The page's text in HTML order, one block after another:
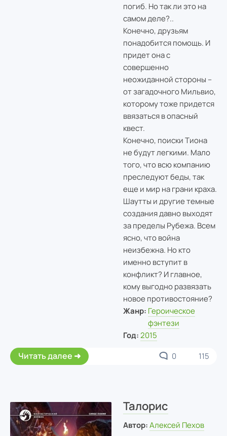
погиб. Но так ли это на
самом деле?..
Конечно, друзьям
понадобится помощь. И
придет она с
совершенно
неожиданной стороны –
от загадочного Мильвио,
которому тоже придется
ввязаться в опасный
квест.
Конечно, поиски Тиона
не будут легкими. Мало
того, что всю компанию
преследуют беды, так
еще и мир на грани краха.
Шаутты и другие темные
создания давно выходят
за пределы Рубежа. Всем
ясно, что война
неизбежна. Но кто
именно вступит в
конфликт? И главное,
кому выгодно развязать
новое противостояние?
Жанр: Героическое
фэнтези
Год: 2015
Читать далее 0 115
Талорис
Автор: Алексей Пехов